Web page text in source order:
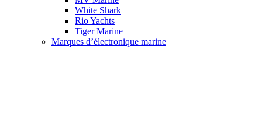
White Shark
Rio Yachts
Tiger Marine
Marques d’électronique marine